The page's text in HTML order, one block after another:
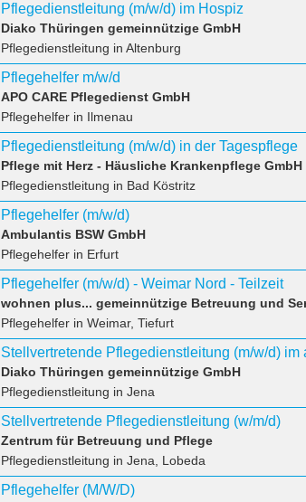
Pflegedienstleitung (m/w/d) im Hospiz
Diako Thüringen gemeinnützige GmbH
Pflegedienstleitung in Altenburg
Pflegehelfer m/w/d
APO CARE Pflegedienst GmbH
Pflegehelferin Ilmenau
Pflegedienstleitung (m/w/d) in der Tagespflege
Pflege mit Herz ‐ Häusliche Krankenpflege GmbH
Pflegedienstleitung in Bad Köstritz
Pflegehelfer (m/w/d)
Ambulantis BSW GmbH
Pflegehelferin Erfurt
Pflegehelfer (m/w/d) - Weimar Nord - Teilzeit
Pflegehelferin Weimar, Tiefurt
Diako Thüringen gemeinnützige GmbH
Pflegedienstleitung in Jena
Stellvertretende Pflegedienstleitung (w/m/d)
Zentrum für Betreuung und Pflege
Pflegedienstleitung in Jena, Lobeda
Pflegehelfer (M/W/D)